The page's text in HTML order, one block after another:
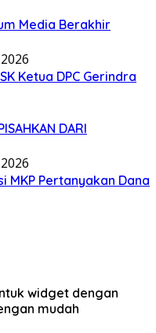
Media Berakhir
Ketua DPC Gerindra
DARI
MKP Pertanyakan Dana
widget dengan
mudah